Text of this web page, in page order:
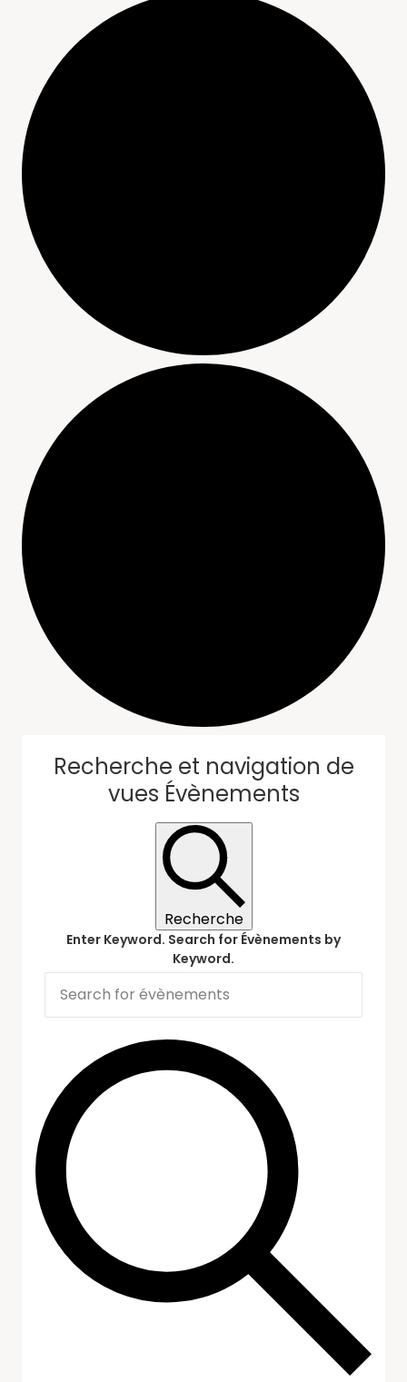
Recherche et navigation de
vues Évènements
Recherche
Enter Keyword. Search for Évènements by
Keyword.